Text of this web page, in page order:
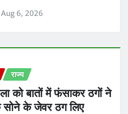
Aug 6, 2026
राज्य
को बातों में फंसाकर ठगों ने
के जेवर ठग लिए